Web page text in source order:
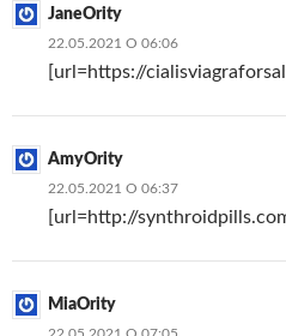
JaneOrity
22.05.2021 О 06:06
[url=https://
AmyOrity
22.05.2021 О 06:37
[url=http://
MiaOrity
22.05.2021 О 07:05